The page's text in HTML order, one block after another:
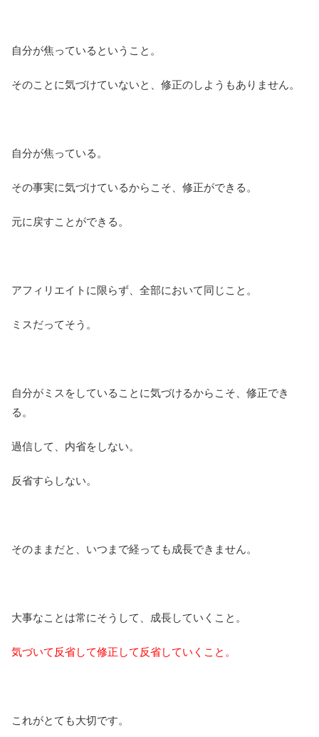
自分が焦っているということ。
そのことに気づけていないと、修正のしようもありません。
自分が焦っている。
その事実に気づけているからこそ、修正ができる。
元に戻すことができる。
アフィリエイトに限らず、全部において同じこと。
ミスだってそう。
自分がミスをしていることに気づけるからこそ、修正でき
る。
過信して、内省をしない。
反省すらしない。
そのままだと、いつまで経っても成長できません。
大事なことは常にそうして、成長していくこと。
気づいて反省して修正して反省していくこと。
これがとても大切です。